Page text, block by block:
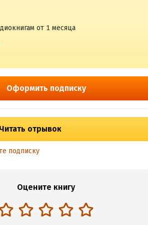
от 1 месяца
Оформить подписку
Читать отрывок
подписку
Оцените книгу